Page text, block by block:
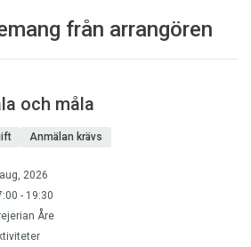
från arrangören
och måla
Anmälan krävs
2026
- 19:30
Åre